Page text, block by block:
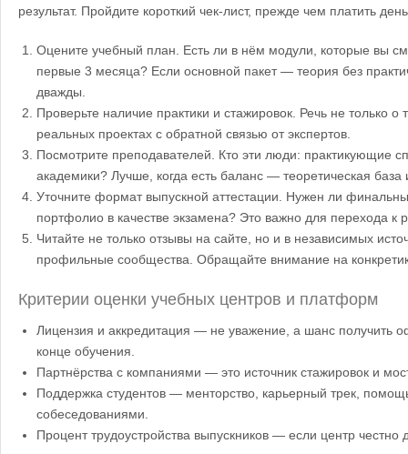
результат. Пройдите короткий чек‑лист, прежде чем платить
Оцените учебный план. Есть ли в нём модули, которые вы
первые 3 месяца? Если основной пакет — теория без
дважды.
Проверьте наличие практики и стажировок. Речь не только о
реальных проектах с обратной связью от экспертов.
Посмотрите преподавателей. Кто эти люди: практикующие
академики? Лучше, когда есть баланс — теоретическая база
Уточните формат выпускной аттестации. Нужен ли
портфолио в качестве экзамена? Это важно для перехода к
Читайте не только отзывы на сайте, но и в независимых
профильные сообщества. Обращайте внимание на
Критерии оценки учебных центров и платформ
Лицензия и аккредитация — не уважение, а шанс получить
конце обучения.
Партнёрства с компаниями — это источник стажировок и
Поддержка студентов — менторство, карьерный трек,
собеседованиями.
Процент трудоустройства выпускников — если центр